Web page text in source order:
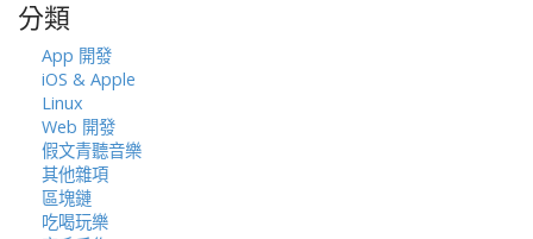
字:
分類
App 開發
iOS & Apple
Linux
Web 開發
假文青聽音樂
其他雜項
區塊鏈
吃喝玩樂